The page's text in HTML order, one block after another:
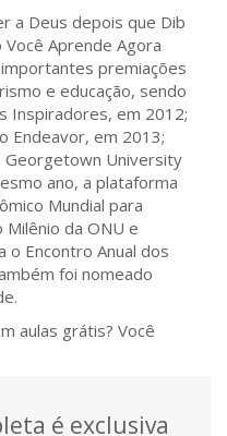
a Deus depois que Dib
Aprende Agora
premiações
e educação, sendo
Inspiradores, em 2012;
Endeavor, em 2013;
Georgetown University
ano, a plataforma
Mundial para
da ONU e
o Encontro Anual dos
foi nomeado
aulas grátis? Você
é exclusiva